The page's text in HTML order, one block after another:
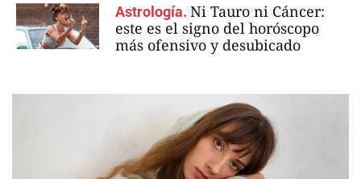
Astrología. Ni Tauro ni Cáncer:
este es el signo del horóscopo
más ofensivo y desubicado